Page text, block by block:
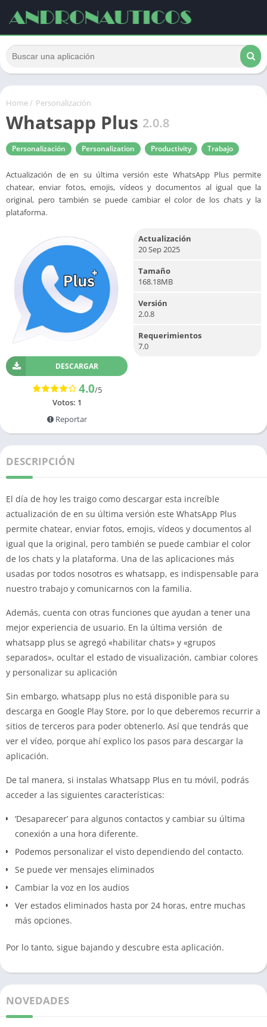
Home/ Personalización
Whatsapp Plus 2.0.8
Personalización Personalization Productivity Trabajo
Actualización de en su última versión este WhatsApp Plus permite
chatear, enviar fotos, emojis, vídeos y documentos al igual que la
original, pero también se puede cambiar el color de los chats y la
plataforma.
DESCARGAR
4.0/5
Votos: 1
Reportar
Actualización
20 Sep 2025
Tamaño
168.18MB
Versión
2.0.8
Requerimientos
7.0
DESCRIPCIÓN
El día de hoy les traigo como descargar esta increíble
actualización de en su última versión este WhatsApp Plus
permite chatear, enviar fotos, emojis, vídeos y documentos al
igual que la original, pero también se puede cambiar el color
de los chats y la plataforma. Una de las aplicaciones más
usadas por todos nosotros es whatsapp, es indispensable para
nuestro trabajo y comunicarnos con la familia.
Además, cuenta con otras funciones que ayudan a tener una
mejor experiencia de usuario. En la última versión de
whatsapp plus se agregó «habilitar chats» y «grupos
separados», ocultar el estado de visualización, cambiar colores
y personalizar su aplicación
Sin embargo, whatsapp plus no está disponible para su
descarga en Google Play Store, por lo que deberemos recurrir a
sitios de terceros para poder obtenerlo. Así que tendrás que
ver el vídeo, porque ahí explico los pasos para descargar la
aplicación.
De tal manera, si instalas Whatsapp Plus en tu móvil, podrás
acceder a las siguientes características:
‘Desaparecer’ para algunos contactos y cambiar su última
conexión a una hora diferente.
Podemos personalizar el visto dependiendo del contacto.
Se puede ver mensajes eliminados
Cambiar la voz en los audios
Ver estados eliminados hasta por 24 horas, entre muchas
más opciones.
Por lo tanto, sigue bajando y descubre esta aplicación.
NOVEDADES